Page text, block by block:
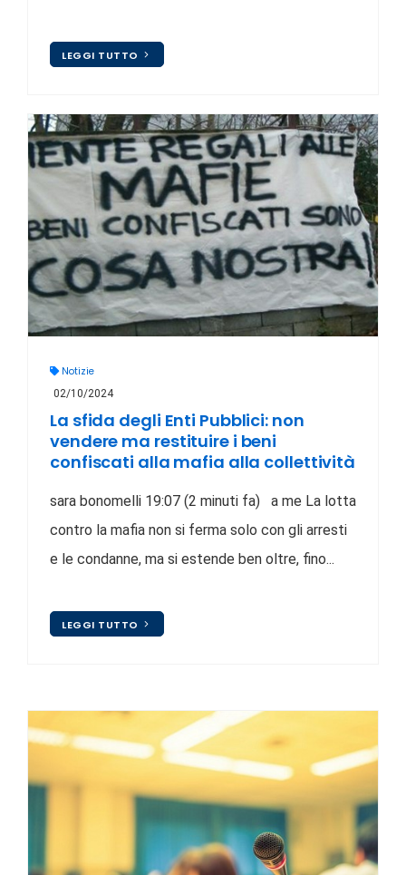
LEGGI TUTTO
Notizie
02/10/2024
La sfida degli Enti Pubblici: non
vendere ma restituire i beni
confiscati alla mafia alla collettività
sara bonomelli 19:07 (2 minuti fa) a me La lotta
contro la mafia non si ferma solo con gli arresti
e le condanne, ma si estende ben oltre, fino...
LEGGI TUTTO